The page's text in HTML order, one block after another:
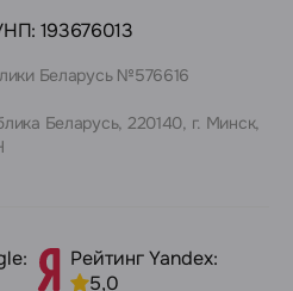
193676013
Беларусь №576616
Беларусь, 220140, г. Минск,
Рейтинг Yandex:
5,0